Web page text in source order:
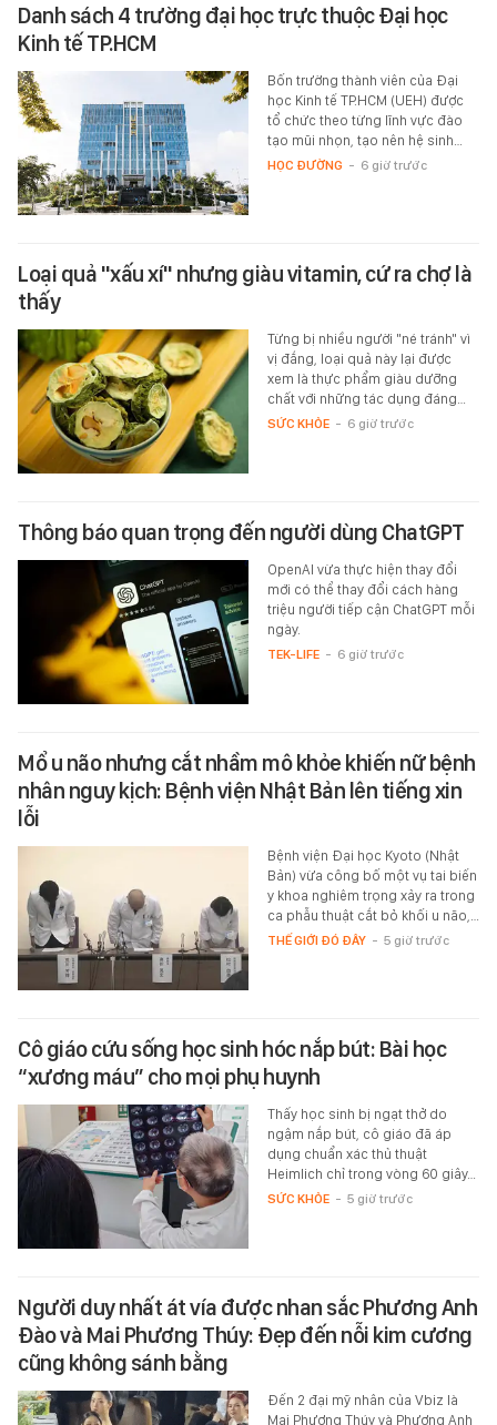
Danh sách 4 trường đại học trực thuộc Đại học
Kinh tế TP.HCM
Bốn trường thành viên của Đại
học Kinh tế TP.HCM (UEH) được
tổ chức theo từng lĩnh vực đào
tạo mũi nhọn, tạo nên hệ sinh…
HỌC ĐƯỜNG - 6 giờ trước
Loại quả "xấu xí" nhưng giàu vitamin, cứ ra chợ là
thấy
Từng bị nhiều người "né tránh" vì
vị đắng, loại quả này lại được
xem là thực phẩm giàu dưỡng
chất với những tác dụng đáng…
SỨC KHỎE - 6 giờ trước
Thông báo quan trọng đến người dùng ChatGPT
OpenAI vừa thực hiện thay đổi
mới có thể thay đổi cách hàng
triệu người tiếp cận ChatGPT mỗi
ngày.
TEK-LIFE - 6 giờ trước
Mổ u não nhưng cắt nhầm mô khỏe khiến nữ bệnh
nhân nguy kịch: Bệnh viện Nhật Bản lên tiếng xin
lỗi
Bệnh viện Đại học Kyoto (Nhật
Bản) vừa công bố một vụ tai biến
y khoa nghiêm trọng xảy ra trong
ca phẫu thuật cắt bỏ khối u não,…
THẾ GIỚI ĐÓ ĐÂY - 5 giờ trước
Cô giáo cứu sống học sinh hóc nắp bút: Bài học
“xương máu” cho mọi phụ huynh
Thấy học sinh bị ngạt thở do
ngậm nắp bút, cô giáo đã áp
dụng chuẩn xác thủ thuật
Heimlich chỉ trong vòng 60 giây…
SỨC KHỎE - 5 giờ trước
Người duy nhất át vía được nhan sắc Phương Anh
Đào và Mai Phương Thúy: Đẹp đến nỗi kim cương
cũng không sánh bằng
Đến 2 đại mỹ nhân của Vbiz là
Mai Phương Thúy và Phương Anh